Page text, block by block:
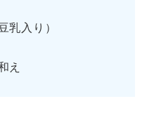
乳入り）
え